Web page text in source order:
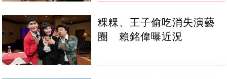
粿粿、王子偷吃消失演藝
圈 賴銘偉曝近況